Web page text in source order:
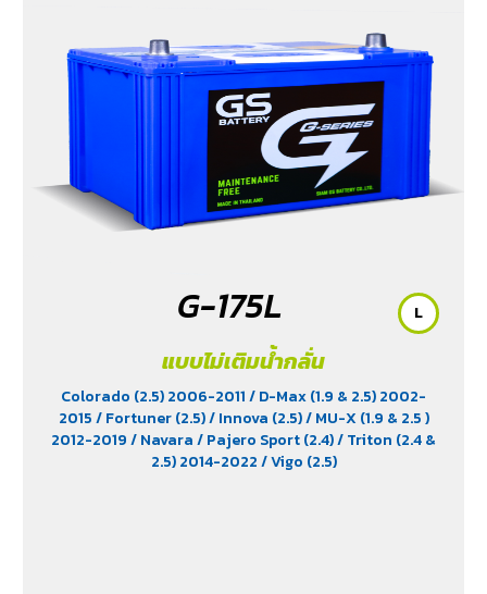
G-175L
แบบไม่เติมน้ำกลั่น
Colorado (2.5) 2006-2011/ D-Max (1.9 & 2.5) 2002-
2015/ Fortuner (2.5)/ Innova (2.5)/ MU-X (1.9 & 2.5 )
2012-2019/ Navara/ Pajero Sport (2.4)/ Triton (2.4 &
2.5) 2014-2022/ Vigo (2.5)
L